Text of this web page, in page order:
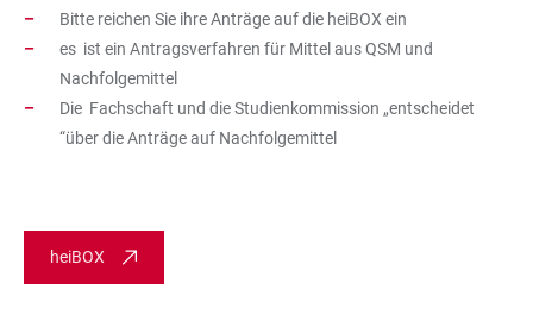
Bitte reichen Sie ihre Anträge auf die heiBOX ein
es ist ein Antragsverfahren für Mittel aus QSM und
Nachfolgemittel
Die Fachschaft und die Studienkommission „entscheidet
“über die Anträge auf Nachfolgemittel
heiBOX